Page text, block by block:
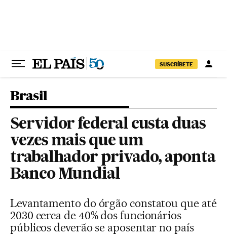
SUSCRÍBETE
Brasil
Servidor federal custa duas
vezes mais que um
trabalhador privado, aponta
Banco Mundial
Levantamento do órgão constatou que até
2030 cerca de 40% dos funcionários
públicos deverão se aposentar no país